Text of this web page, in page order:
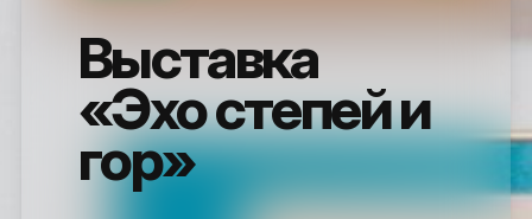
Выставка
«Эхо степей и
гор»